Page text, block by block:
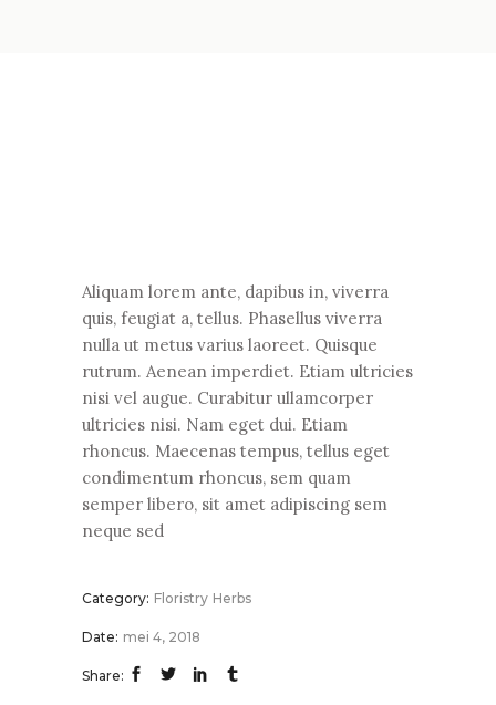
Aliquam lorem ante, dapibus in, viverra
quis, feugiat a, tellus. Phasellus viverra
nulla ut metus varius laoreet. Quisque
rutrum. Aenean imperdiet. Etiam ultricies
nisi vel augue. Curabitur ullamcorper
ultricies nisi. Nam eget dui. Etiam
rhoncus. Maecenas tempus, tellus eget
condimentum rhoncus, sem quam
semper libero, sit amet adipiscing sem
neque sed
Category: Floristry Herbs
Date: mei 4, 2018
Share: